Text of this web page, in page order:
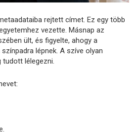
rejtett címet. Ez egy több
vezette. Másnap az
ült, és figyelte, ahogy a
lépnek. A szíve olyan
tudott lélegezni.